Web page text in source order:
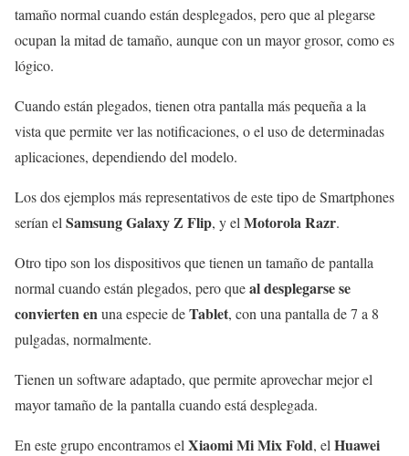
tamaño normal cuando están desplegados, pero que al plegarse
ocupan la mitad de tamaño, aunque con un mayor grosor, como es
lógico.
Cuando están plegados, tienen otra pantalla más pequeña a la
vista que permite ver las notificaciones, o el uso de determinadas
aplicaciones, dependiendo del modelo.
Los dos ejemplos más representativos de este tipo de Smartphones
serían el Samsung Galaxy Z Flip, y el Motorola Razr.
Otro tipo son los dispositivos que tienen un tamaño de pantalla
normal cuando están plegados, pero queal desplegarse se
convierten enuna especie deTablet, con una pantalla de 7 a 8
pulgadas, normalmente.
Tienen un software adaptado, que permite aprovechar mejor el
mayor tamaño de la pantalla cuando está desplegada.
En este grupo encontramos el Xiaomi Mi Mix Fold, el Huawei